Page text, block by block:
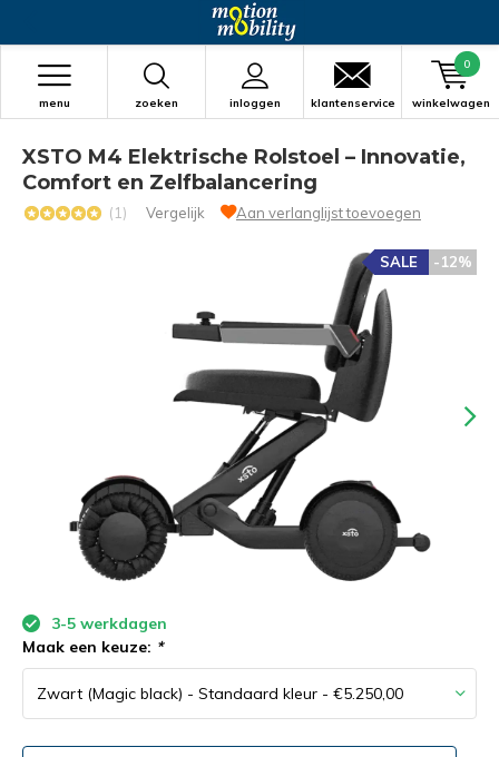
zoeken inloggen
menu klantenservice winkelwagen
0
XSTO M4 Elektrische Rolstoel – Innovatie,
Comfort en Zelfbalancering
(1) Vergelijk Aan verlanglijst toevoegen
-12%
SALE
3-5 werkdagen
Maak een keuze: *